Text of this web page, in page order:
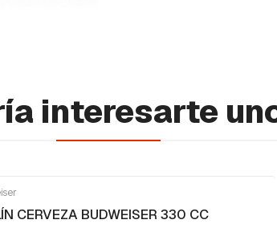
interesarte
CERVEZA BUDWEISER 330 CC